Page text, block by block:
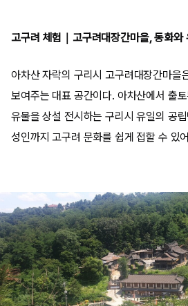
고구려 체험｜고구려대장간마을, 동화와
아차산 자락의 구리시 고구려대장간마을
보여주는 대표 공간이다. 아차산에서 출
유물을 상설 전시하는 구리시 유일의 공
성인까지 고구려 문화를 쉽게 접할 수 있